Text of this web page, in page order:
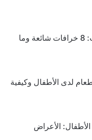
علامات الحمل ببنت: 8 خرافات شائعة وما
لدى الأطفال وكيفية
الأعراض